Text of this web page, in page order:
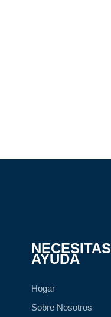
NECESITAS
AYUDA
Hogar
Sobre Nosotros